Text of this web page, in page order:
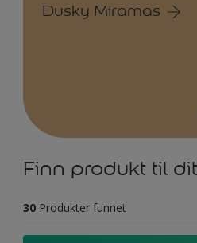
Dusky Miramas
Finn produkt til
30 Produkter funnet